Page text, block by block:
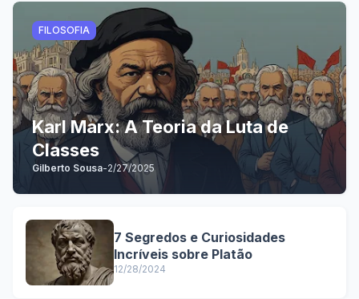
FILOSOFIA
Karl Marx: A Teoria da Luta de
Classes
Gilberto Sousa-2/27/2025
7 Segredos e Curiosidades
Incríveis sobre Platão
12/28/2024